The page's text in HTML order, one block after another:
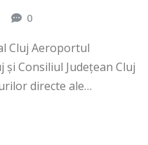
0
Cluj Aeroportul
Consiliul Județean Cluj
directe ale…